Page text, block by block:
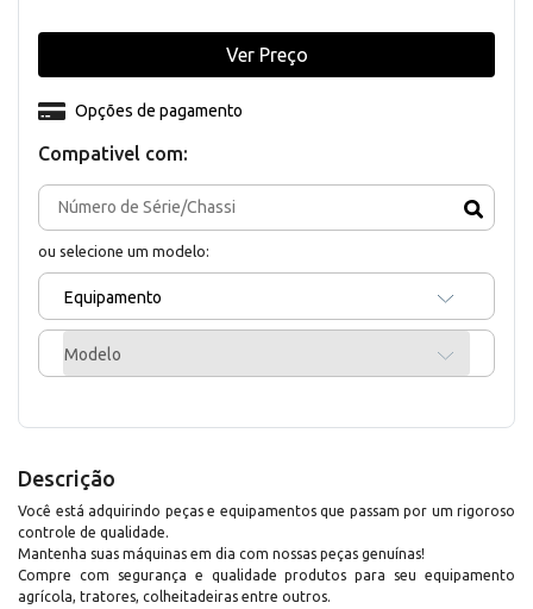
Compativel com:
ou selecione um modelo:
Equipamento
Modelo
Opções de pagamento
Ver Preço
Descrição
Você está adquirindo peças e equipamentos que passam por um rigoroso
controle de qualidade.
Mantenha suas máquinas em dia com nossas peças genuínas!
Compre com segurança e qualidade produtos para seu equipamento
agrícola, tratores, colheitadeiras entre outros.